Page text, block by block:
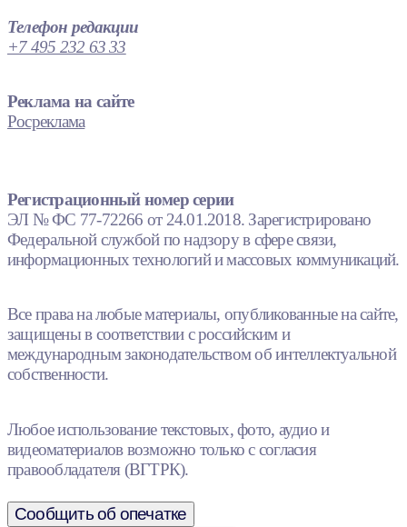
Телефон редакции
+7 495 232 63 33
Реклама на сайте
Росреклама
Регистрационный номер серии
ЭЛ № ФС 77-72266 от 24.01.2018. Зарегистрировано
Федеральной службой по надзору в сфере связи,
информационных технологий и массовых коммуникаций.
Все права на любые материалы, опубликованные на сайте,
защищены в соответствии с российским и
международным законодательством об интеллектуальной
собственности.
Любое использование текстовых, фото, аудио и
видеоматериалов возможно только с согласия
правообладателя (ВГТРК).
Сообщить об опечатке